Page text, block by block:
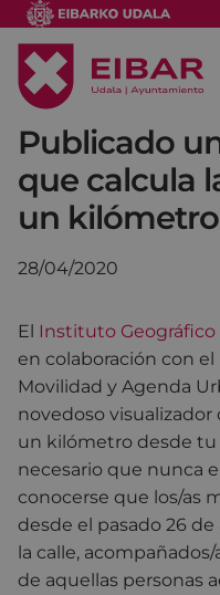
Publicado
que calcula
un kilómetro
28/04/2020
El Instituto Geográfico
en colaboración con
Movilidad y Agenda
novedoso visualizador
un kilómetro desde tu
necesario que nunca
conocerse que los/as
desde el pasado 26 de
la calle,
de aquellas personas